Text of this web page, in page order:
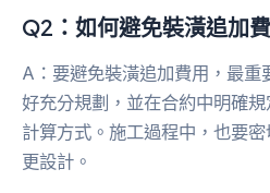
Q2：如何避免裝潢追加
A：要避免裝潢追加費用，最重
好充分規劃，並在合約中明確
計算方式。施工過程中，也要
更設計。